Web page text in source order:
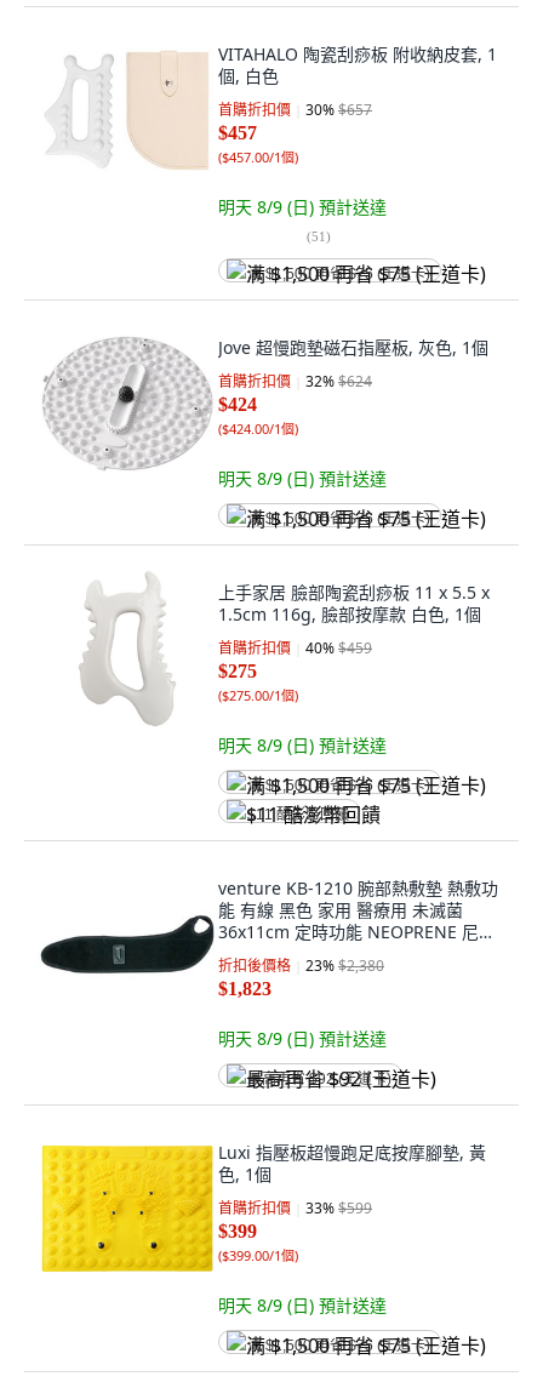
VITAHALO 陶瓷刮痧板 附收納皮套, 1
個, 白色
首購折扣價 30%$657
$457
($457.00/1個)
明天 8/9 (日) 預計送達
(51)
满 $1,500 再省 $75 (王道卡)
Jove 超慢跑墊磁石指壓板, 灰色, 1個
首購折扣價 32%$624
$424
($424.00/1個)
明天 8/9 (日) 預計送達
满 $1,500 再省 $75 (王道卡)
上手家居 臉部陶瓷刮痧板 11 x 5.5 x
1.5cm 116g, 臉部按摩款 白色, 1個
首購折扣價 40%$459
$275
($275.00/1個)
明天 8/9 (日) 預計送達
满 $1,500 再省 $75 (王道卡)
$11 酷澎幣回饋
venture KB-1210 腕部熱敷墊 熱敷功
能 有線 黑色 家用 醫療用 未滅菌
36x11cm 定時功能 NEOPRENE 尼奧
普林 5W
折扣後價格 23%$2,380
$1,823
明天 8/9 (日) 預計送達
最高再省 $92 (王道卡)
Luxi 指壓板超慢跑足底按摩腳墊, 黃
色, 1個
首購折扣價 33%$599
$399
($399.00/1個)
明天 8/9 (日) 預計送達
满 $1,500 再省 $75 (王道卡)